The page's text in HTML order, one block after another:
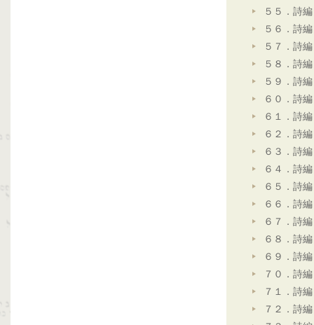
５５．詩
５６．詩
５７．詩
５８．詩
５９．詩
６０．詩
６１．詩
６２．詩
６３．詩
６４．詩
６５．詩
６６．詩
６７．詩
６８．詩
６９．詩
７０．詩
７１．詩
７２．詩